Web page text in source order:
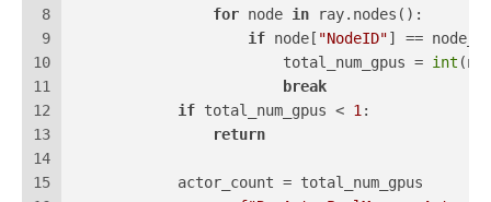
8
9
10
11
12
13
14
15
for node in ray.nodes():
if node[ "NodeID"] ==
                        total_num_gpus =
int
break
if total_num_gpus < 1 :
return
            actor_count = total_num_gpus